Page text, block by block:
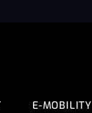
E-MOBILITY